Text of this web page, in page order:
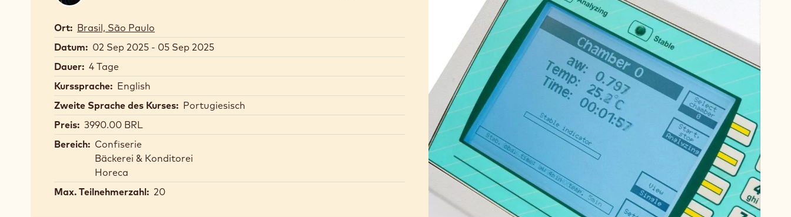
Ort: Brasil, São Paulo
Datum: 02 Sep 2025 - 05 Sep 2025
Dauer: 4 Tage
Kurssprache: English
Zweite Sprache des Kurses: Portugiesisch
Preis: 3990.00 BRL
Bereich: Confiserie
Bäckerei & Konditorei
Horeca
Max. Teilnehmerzahl: 20